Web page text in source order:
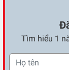
Tìm hiểu 1